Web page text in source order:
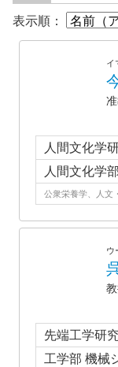
表示順：
イ
人間文化学
人間文化学
公衆栄養学、人文
ウ
先端工学研
工学部 機械